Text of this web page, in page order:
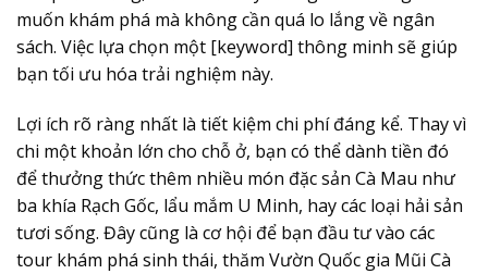
muốn khám phá mà không cần quá lo lắng về ngân
sách. Việc lựa chọn một [keyword] thông minh sẽ giúp
bạn tối ưu hóa trải nghiệm này.
Lợi ích rõ ràng nhất là tiết kiệm chi phí đáng kể. Thay vì
chi một khoản lớn cho chỗ ở, bạn có thể dành tiền đó
để thưởng thức thêm nhiều món đặc sản Cà Mau như
ba khía Rạch Gốc, lẩu mắm U Minh, hay các loại hải sản
tươi sống. Đây cũng là cơ hội để bạn đầu tư vào các
tour khám phá sinh thái, thăm Vườn Quốc gia Mũi Cà